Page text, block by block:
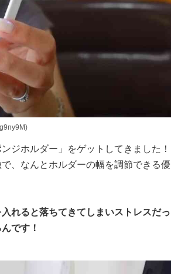
ジホルダー」をゲットしてきました！
、なんとホルダーの幅を調節できる優
れると落ちてきてしまいストレスだっ
です！